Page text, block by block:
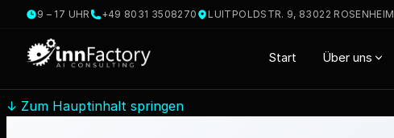
↓ Zum Hauptinhalt springen
9 – 17 UHR +49 8031 3508270 LUITPOLDSTR. 9, 83022 ROSENHEIM
Start Über uns